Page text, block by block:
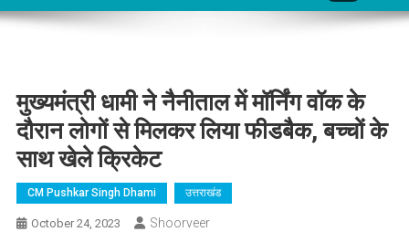
मुख्यमंत्री धामी ने नैनीताल में मॉर्निंग वॉक के
दौरान लोगों से मिलकर लिया फीडबैक, बच्चों के
साथ खेले क्रिकेट
CM Pushkar Singh Dhami उत्तराखंड
October 24, 2023 Shoorveer